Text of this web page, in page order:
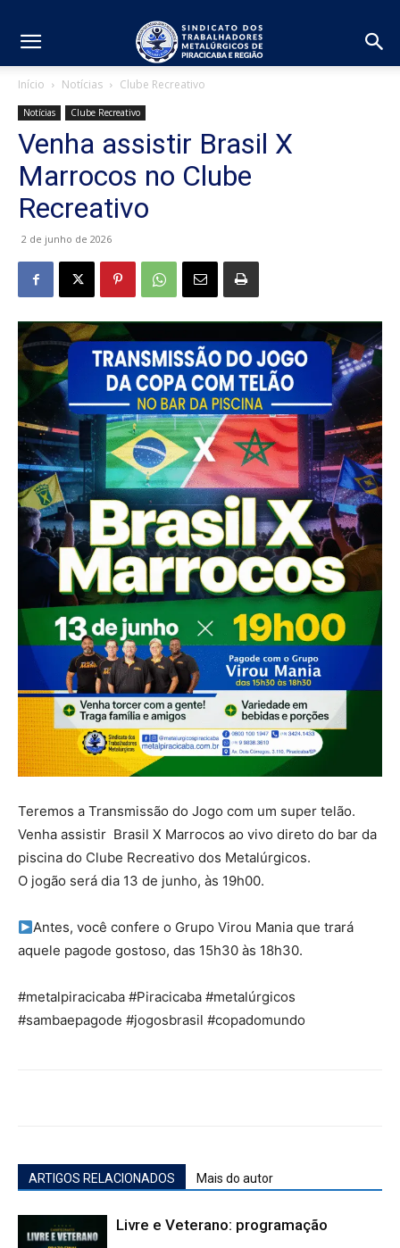
Início Notícias Clube Recreativo
Notícias Clube Recreativo
Venha assistir Brasil X
Marrocos no Clube
Recreativo
2 de junho de 2026
Teremos a Transmissão do Jogo com um super telão.
Venha assistir Brasil X Marrocos ao vivo direto do bar da
piscina do Clube Recreativo dos Metalúrgicos.
O jogão será dia 13 de junho, às 19h00.
Antes, você confere o Grupo Virou Mania que trará
aquele pagode gostoso, das 15h30 às 18h30.
#metalpiracicaba #Piracicaba #metalúrgicos
#sambaepagode #jogosbrasil #copadomundo
ARTIGOS RELACIONADOS Mais do autor
Livre e Veterano: programação